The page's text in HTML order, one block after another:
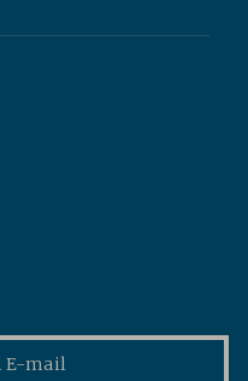
E-mail